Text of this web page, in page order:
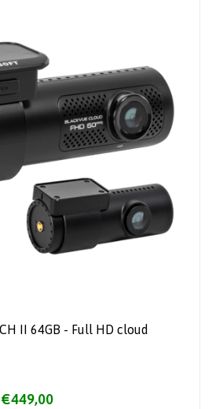
II 64GB - Full HD cloud
€449,00